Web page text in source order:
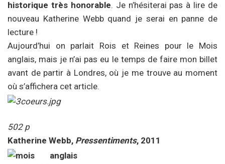
historique très honorable. Je n’hésiterai pas à lire de
nouveau Katherine Webb quand je serai en panne de
lecture !
Aujourd’hui on parlait Rois et Reines pour le Mois
anglais, mais je n’ai pas eu le temps de faire mon billet
avant de partir à Londres, où je me trouve au moment
où s’affichera cet article.
502 p
Katherine Webb, Pressentiments, 2011